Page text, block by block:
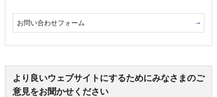
お問い合わせフォーム
より良いウェブサイトにするためにみなさまのご
意見をお聞かせください